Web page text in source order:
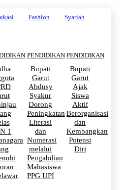
Fashion Syariah
1
PENDIDIKAN
Bupati
Garut
Abdusy
Syakur
Dorong
Peningkatan
Literasi
dan
Numerasi
melalui
Pengabdian
Mahasiswa
PPG UPI
PENDIDIKAN
Bupati
Garut
Ajak
Siswa
Aktif
Berorganisasi
dan
Kembangkan
Potensi
Diri